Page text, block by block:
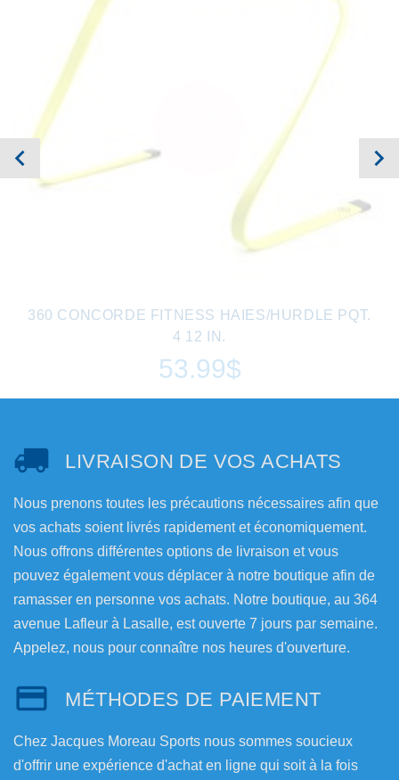
360 CONCORDE FITNESS HAIES/HURDLE PQT.
4 12 IN.
53.99$
LIVRAISON DE VOS ACHATS
Nous prenons toutes les précautions nécessaires afin que
vos achats soient livrés rapidement et économiquement.
Nous offrons différentes options de livraison et vous
pouvez également vous déplacer à notre boutique afin de
ramasser en personne vos achats. Notre boutique, au 364
avenue Lafleur à Lasalle, est ouverte 7 jours par semaine.
Appelez, nous pour connaître nos heures d'ouverture.
MÉTHODES DE PAIEMENT
Chez Jacques Moreau Sports nous sommes soucieux
d'offrir une expérience d'achat en ligne qui soit à la fois